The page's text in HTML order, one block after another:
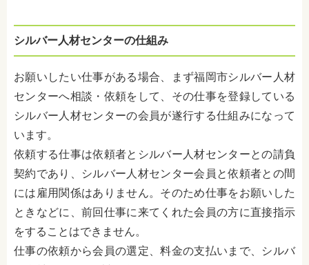
シルバー人材センターの仕組み
お願いしたい仕事がある場合、まず福岡市シルバー人材
センターへ相談・依頼をして、その仕事を登録している
シルバー人材センターの会員が遂行する仕組みになって
います。
依頼する仕事は依頼者とシルバー人材センターとの請負
契約であり、シルバー人材センター会員と依頼者との間
には雇用関係はありません。そのため仕事をお願いした
ときなどに、前回仕事に来てくれた会員の方に直接指示
をすることはできません。
仕事の依頼から会員の選定、料金の支払いまで、シルバ